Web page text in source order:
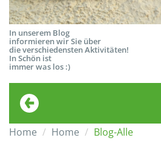
In unserem Blog
informieren wir Sie über
die verschiedensten Aktivitäten!
In Schön ist
immer was los :)
Home Home Blog-Alle